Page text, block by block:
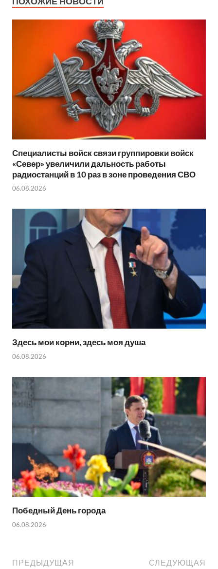
Специалисты войск связи группировки войск
«Север» увеличили дальность работы
радиостанций в 10 раз в зоне проведения СВО
06.08.2026
Здесь мои корни, здесь моя душа
06.08.2026
Победный День города
06.08.2026
ПРЕДЫДУЩАЯ
СЛЕДУЮЩАЯ